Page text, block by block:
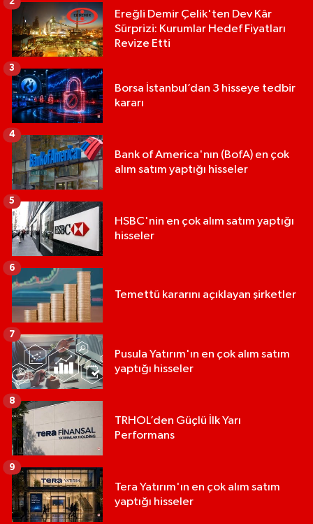
Ereğli Demir Çelik'ten Dev Kâr
Sürprizi: Kurumlar Hedef Fiyatları
Revize Etti
Borsa İstanbul’dan 3 hisseye tedbir
kararı
3
Bank of America'nın (BofA) en çok
alım satım yaptığı hisseler
4
HSBC'nin en çok alım satım yaptığı
hisseler
5
Temettü kararını açıklayan şirketler
6
Pusula Yatırım'ın en çok alım satım
yaptığı hisseler
7
TRHOL’den Güçlü İlk Yarı
Performans
8
Tera Yatırım'ın en çok alım satım
yaptığı hisseler
9